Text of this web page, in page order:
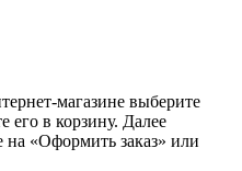
магазине выберите
его в корзину. Далее
«Оформить заказ» или